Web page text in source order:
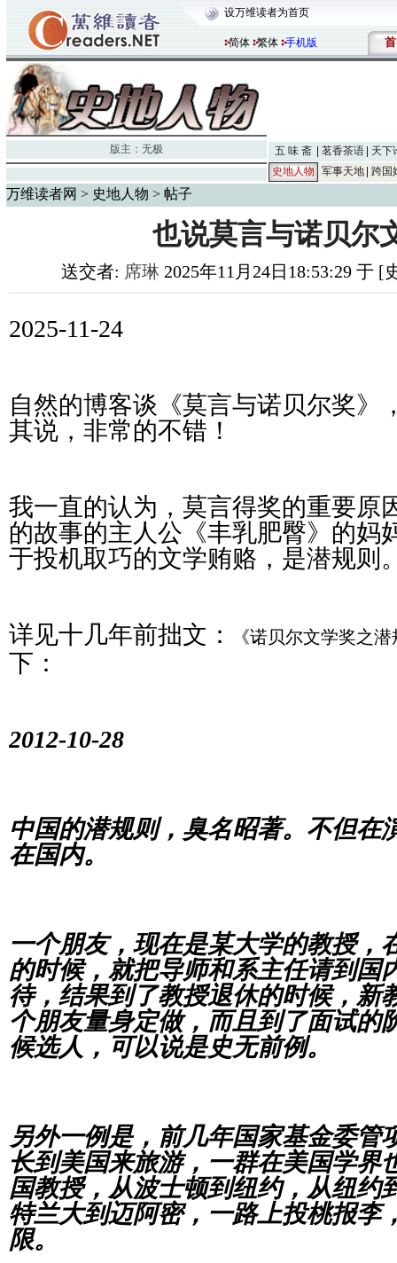
设万维读者为首页
简体 繁体 手机版 首
版主： 无极 五 味 斋 茗香茶语
天下
史地人物
军事天地 跨国
万维读者网 > 史地人物 > 帖子
也说莫言与诺贝尔
送交者: 席琳 2025年11月24日18:53:29 于
2025-11-24
自然的博客谈《莫言与诺贝尔奖》
其说，非常的不错！
我一直的认为，莫言得奖的重要原
的故事的主人公《丰乳肥臀》的妈
于投机取巧的文学贿赂，是潜规则
详见十几年前拙文： 《诺贝尔文学奖之
下：
2012-10-28
中国的潜规则，臭名昭著。不但在
在国内。
一个朋友，现在是某大学的教授，
的时候，就把导师和系主任请到国
待，结果到了教授退休的时候，新
个朋友量身定做，而且到了面试的
候选人，可以说是史无前例。
另外一例是，前几年国家基金委管
长到美国来旅游，一群在美国学界
国教授，从波士顿到纽约，从纽约
特兰大到迈阿密，一路上投桃报李
限。